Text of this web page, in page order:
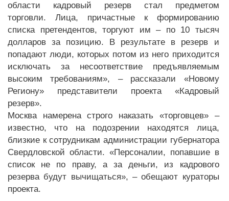
области кадровый резерв стал предметом
торговли. Лица, причастные к формированию
списка претендентов, торгуют им – по 10 тысяч
долларов за позицию. В результате в резерв и
попадают люди, которых потом из него приходится
исключать за несоответствие предъявляемым
высоким требованиям», – рассказали «Новому
Региону» представители проекта «Кадровый
резерв».
Москва намерена строго наказать «торговцев» –
известно, что на подозрении находятся лица,
близкие к сотрудникам администрации губернатора
Свердловской области. «Персоналии, попавшие в
список не по праву, а за деньги, из кадрового
резерва будут вычищаться», – обещают кураторы
проекта.